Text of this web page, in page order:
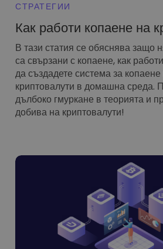
СТРАТЕГИИ
Как работи копаене на
В тази статия се обяснява защо
са свързани с копаене, как
да създадете система за
криптовалути в домашна среда.
дълбоко гмуркане в теорията и
добива на криптовалути!